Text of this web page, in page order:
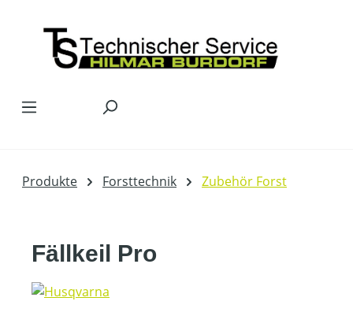
Produkte Forsttechnik Zubehör Forst
Fällkeil Pro